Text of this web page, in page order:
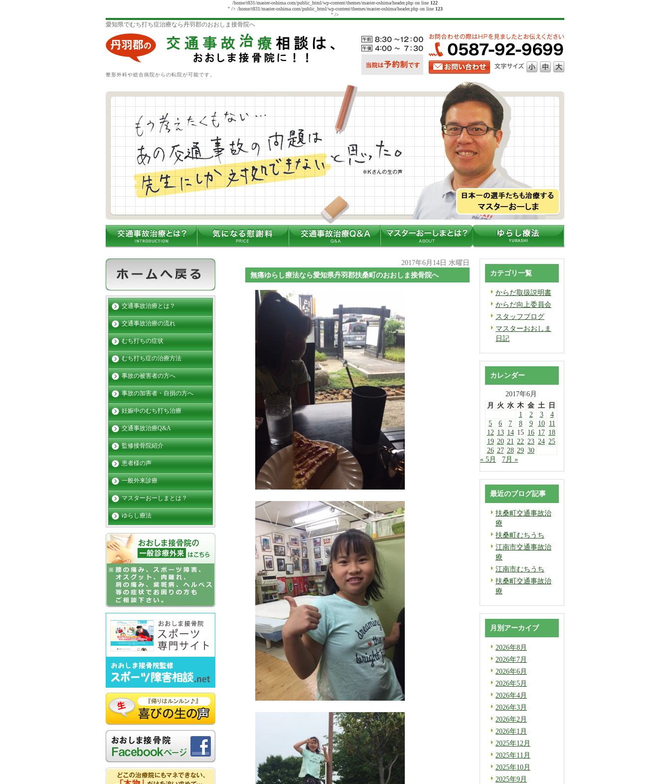
/home/t831/master-oshima.com/public_html/wp-content/themes/master-oshima/header.php on line 122
" /> /home/t831/master-oshima.com/public_html/wp-content/themes/master-oshima/header.php on line 123
" />
愛知県でむち打ち症治療なら丹羽郡のおおしま接骨院へ
整形外科や総合病院からの転院が可能です。
2017年6月14日 水曜日
無痛ゆらし療法なら愛知県丹羽郡扶桑町のおおしま接骨院へ
カテゴリ一覧
からだ取扱説明書
からだ向上委員会
スタッフブログ
マスターおおしま
日記
カレンダー
2017年6月
月
火 水 木 金 土
日
1
2 3
4
5
6 7 8 9 10 11
12 13 14 15 16 17 18
19 20 21 22 23 24 25
26 27 28 29 30
« 5月
7月 »
最近のブログ記事
扶桑町交通事故治
療
扶桑町むちうち
江南市交通事故治
療
江南市むちうち
扶桑町交通事故治
療
月別アーカイブ
2026年8月
2026年7月
2026年6月
2026年5月
2026年4月
2026年3月
2026年2月
2026年1月
2025年12月
2025年11月
2025年10月
2025年9月
交通事故治療とは？
交通事故治療の流れ
むち打ちの症状
むち打ち症の治療方法
事故の被害者の方へ
事故の加害者・自損の方へ
妊娠中のむち打ち治療
交通事故治療Q&A
監修接骨院紹介
患者様の声
一般外来診療
マスターおーしまとは？
ゆらし療法